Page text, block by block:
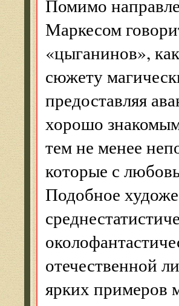
Помимо
Маркесом
«цыганинов»,
сюжету
предоставляя
хорошо
тем не менее
которые с
Подобное
отечественной
ярких примеров